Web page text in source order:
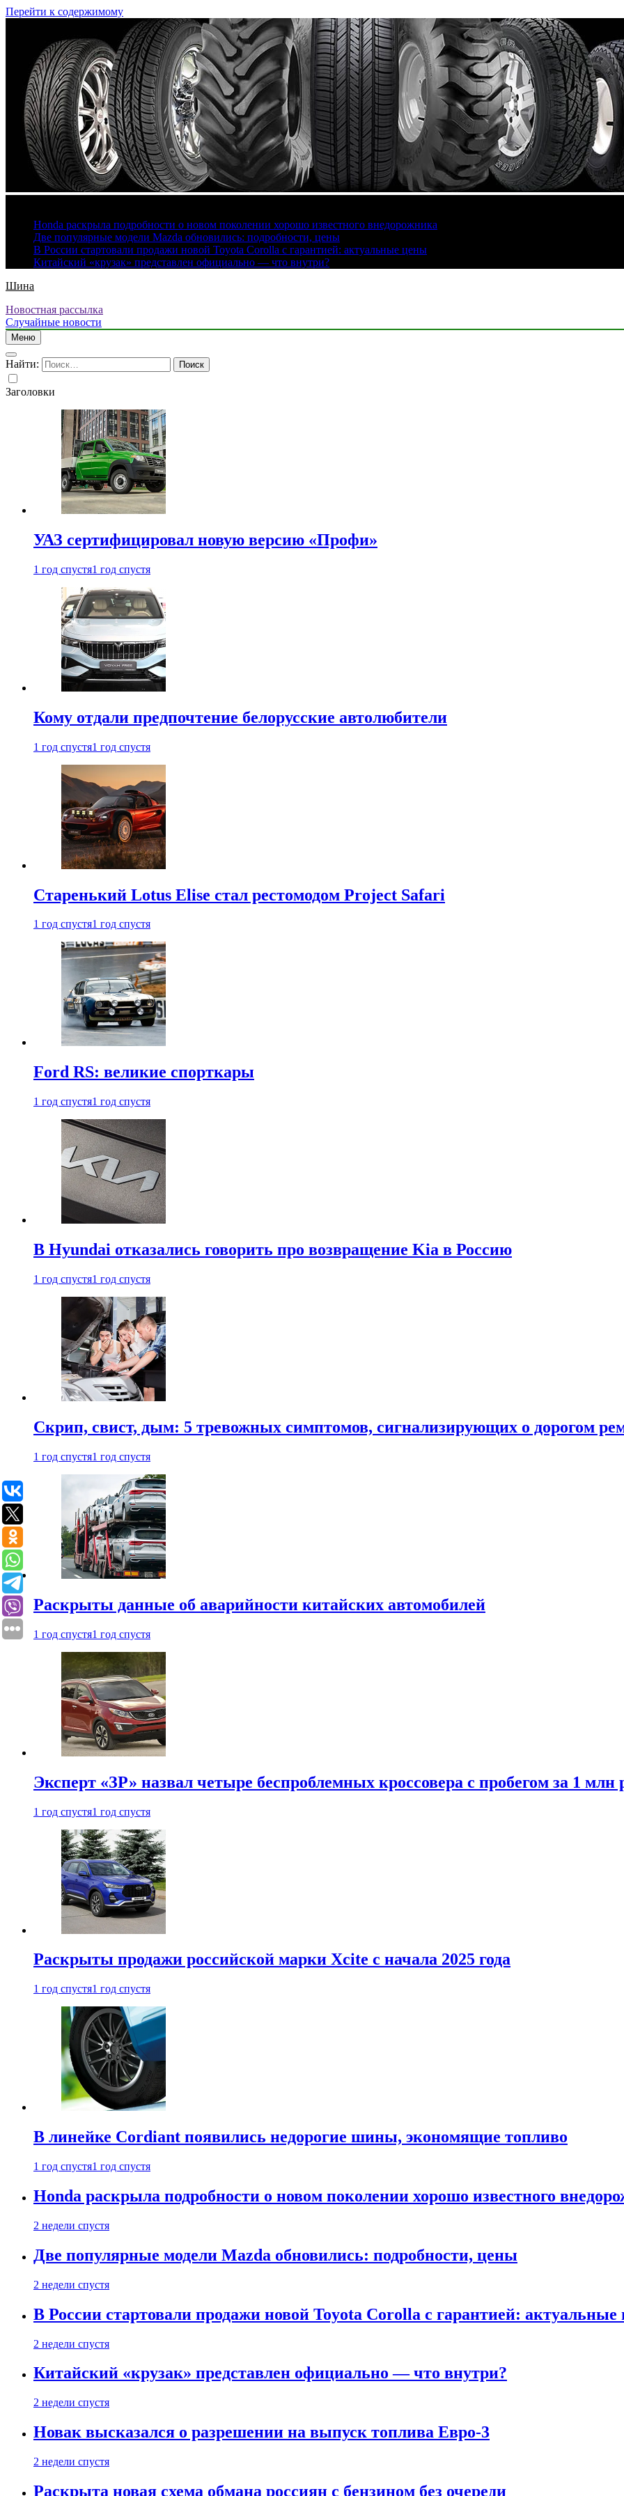
Перейти к содержимому
Honda раскрыла подробности о новом поколении хорошо известного внедорожника
Две популярные модели Mazda обновились: подробности, цены
В России стартовали продажи новой Toyota Corolla с гарантией: актуальные цены
Китайский «крузак» представлен официально — что внутри?
Шина
Новостная рассылка
Случайные новости
Меню
Найти:
Заголовки
УАЗ сертифицировал новую версию «Профи»
1 год спустя1 год спустя
Кому отдали предпочтение белорусские автолюбители
1 год спустя1 год спустя
Старенький Lotus Elise стал рестомодом Project Safari
1 год спустя1 год спустя
Ford RS: великие спорткары
1 год спустя1 год спустя
В Hyundai отказались говорить про возвращение Kia в Россию
1 год спустя1 год спустя
Скрип, свист, дым: 5 тревожных симптомов, сигнализирующих о дорогом
1 год спустя1 год спустя
Раскрыты данные об аварийности китайских автомобилей
1 год спустя1 год спустя
Эксперт «ЗР» назвал четыре беспроблемных кроссовера с пробегом за 1 млн
1 год спустя1 год спустя
Раскрыты продажи российской марки Xcite с начала 2025 года
1 год спустя1 год спустя
В линейке Cordiant появились недорогие шины, экономящие топливо
1 год спустя1 год спустя
Honda раскрыла подробности о новом поколении хорошо известного
2 недели спустя
Две популярные модели Mazda обновились: подробности, цены
2 недели спустя
В России стартовали продажи новой Toyota Corolla с гарантией:
2 недели спустя
Китайский «крузак» представлен официально — что внутри?
2 недели спустя
Новак высказался о разрешении на выпуск топлива Евро-3
2 недели спустя
Раскрыта новая схема обмана россиян с бензином без очереди